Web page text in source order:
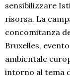
sensibilizzare
risorsa. La
concomitanza
Bruxelles,
ambientale
intorno al tema